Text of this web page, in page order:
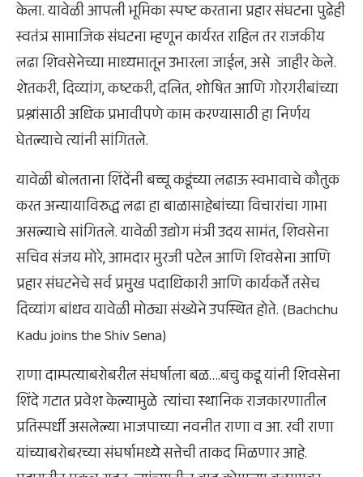
केला. यावेळी आपली भूमिका स्पष्ट करताना प्रहार संघटना पुढेही
स्वतंत्र सामाजिक संघटना म्हणून कार्यरत राहिल तर राजकीय
लढा शिवसेनेच्या माध्यमातून उभारला जाईल, असे जाहीर केले.
शेतकरी, दिव्यांग, कष्टकरी, दलित, शोषित आणि गोरगरीबांच्या
प्रश्नांसाठी अधिक प्रभावीपणे काम करण्यासाठी हा निर्णय
घेतल्याचे त्यांनी सांगितले.
यावेळी बोलताना शिंदेंनी बच्चू कडूंच्या लढाऊ स्वभावाचे कौतुक
करत अन्यायाविरुद्ध लढा हा बाळासाहेबांच्या विचारांचा गाभा
असल्याचे सांगितले. यावेळी उद्योग मंत्री उदय सामंत, शिवसेना
सचिव संजय मोरे, आमदार मुरजी पटेल आणि शिवसेना आणि
प्रहार संघटनेचे सर्व प्रमुख पदाधिकारी आणि कार्यकर्ते तसेच
दिव्यांग बांधव यावेळी मोठ्या संख्येने उपस्थित होते. (Bachchu
Kadu joins the Shiv Sena)
राणा दाम्पत्याबरोबरील संघर्षाला बळ….बचु कडू यांनी शिवसेना
शिंदे गटात प्रवेश केल्यामुळे त्यांचा स्थानिक राजकारणातील
प्रतिस्पर्धी असलेल्या भाजपाच्या नवनीत राणा व आ. रवी राणा
यांच्याबरोबरच्या संघर्षामध्ये सत्तेची ताकद मिळणार आहे.